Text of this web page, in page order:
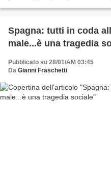
Spagna: tutti in coda
male...è una tragedia
Pubblicato su 28/01/AM 03:45
Da Gianni Fraschetti